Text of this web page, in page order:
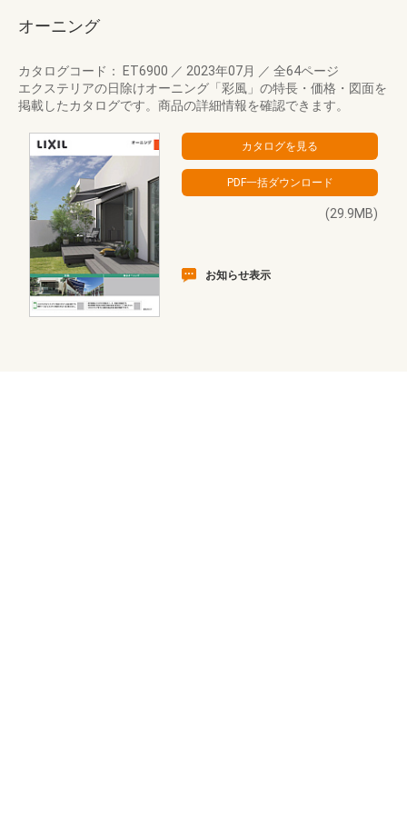
オーニング
カタログコード： ET6900 ／ 2023年07月 ／ 全64ページ
エクステリアの日除けオーニング「彩風」の特長・価格・図面を
掲載したカタログです。商品の詳細情報を確認できます。
(29.9MB)
お知らせ表示